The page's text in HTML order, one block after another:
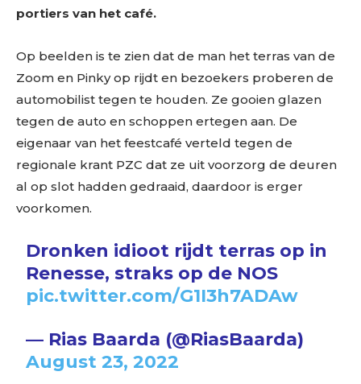
portiers van het café.
Op beelden is te zien dat de man het terras van de
Zoom en Pinky op rijdt en bezoekers proberen de
automobilist tegen te houden. Ze gooien glazen
tegen de auto en schoppen ertegen aan. De
eigenaar van het feestcafé verteld tegen de
regionale krant PZC dat ze uit voorzorg de deuren
al op slot hadden gedraaid, daardoor is erger
voorkomen.
Dronken idioot rijdt terras op in
Renesse, straks op de NOS
pic.twitter.com/G1I3h7ADAw
— Rias Baarda (@RiasBaarda)
August 23, 2022